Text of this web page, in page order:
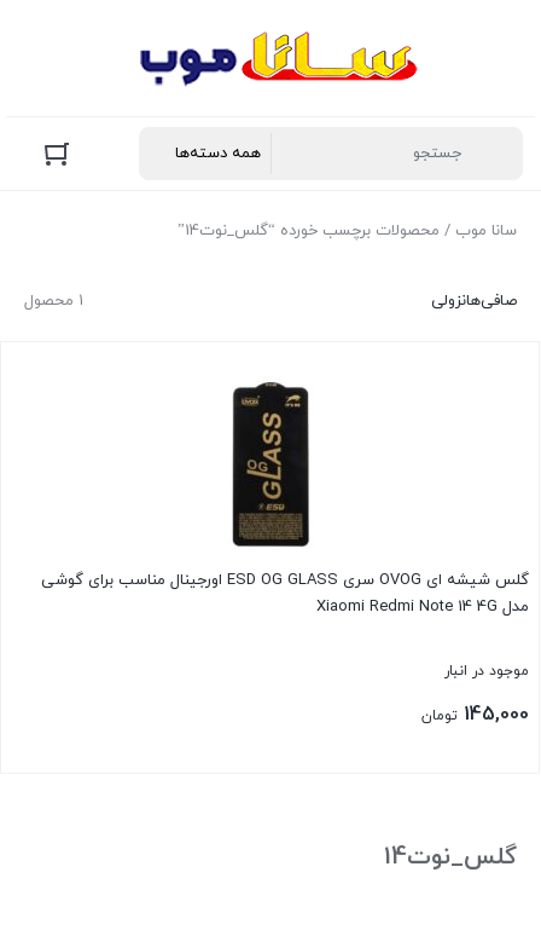
سانا موب / محصولات برچسب خورده “گلس_نوت14”
1 محصول صافی‌هانزولی
گلس شیشه ای OVOG سری ESD OG GLASS اورجینال مناسب برای گوشی
مدل Xiaomi Redmi Note 14 4G
موجود در انبار
145,000 تومان
گلس_نوت14